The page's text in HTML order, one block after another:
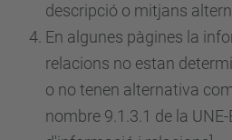
descripció o mitjans
En algunes pàgines la
relacions no estan
o no tenen alternativa
nombre 9.1.3.1 de la